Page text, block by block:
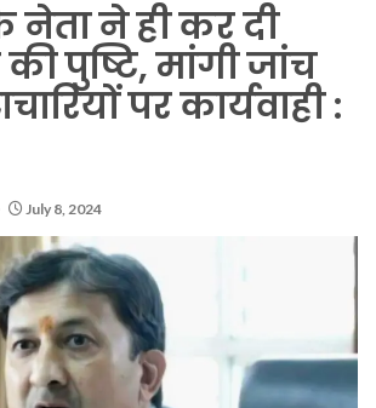
नेता ने ही कर दी
की पुष्टि, मांगी जांच
पर कार्यवाही :
July 8, 2024